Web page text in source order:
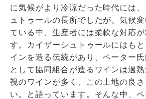
に気候がより冷涼だった時代には
ュトゥールの長所でしたが、気候
ている中、生産者には柔軟な対応
す。カイザーシュトゥールにはも
インを造る伝統があり、ペーター
として協同組合が造るワインは過
視のワインが多く、この土地の良
い。と語っています。そんな中、